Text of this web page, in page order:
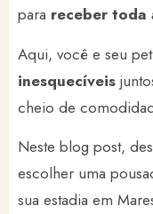
para receber toda
Aqui, você e seu
inesquecíveis
cheio de
Neste blog post,
escolher uma
sua estadia em